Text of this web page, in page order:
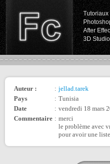
Tutoriaux
After
3D
Auteur : : jellad.tarek
Pays
: Tunisia
Date
: vendredi 18 mars
Commentaire : merci
le problème avec
pour avoir une